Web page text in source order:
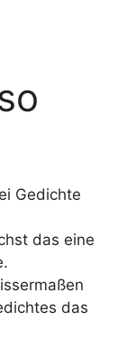
Gedichte
das eine
das